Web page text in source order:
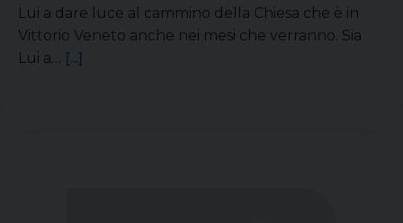
Lui a dare luce al cammino della Chiesa che è in
Vittorio Veneto anche nei mesi che verranno. Sia
Lui a… [...]